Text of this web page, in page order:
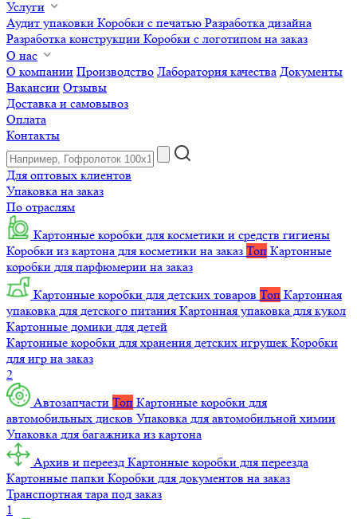
Услуги
Аудит упаковки Коробки с печатью Разработка дизайна
Разработка конструкции Коробки с логотипом на заказ
О нас
О компании Производство Лаборатория качества Документы
Вакансии Отзывы
Доставка и самовывоз
Оплата
Контакты
Для оптовых клиентов
Упаковка на заказ
По отраслям
Картонные коробки для косметики и средств гигиены
Коробки из картона для косметики на заказ Топ Картонные
коробки для парфюмерии на заказ
Картонные коробки для детских товаров Топ Картонная
упаковка для детского питания Картонная упаковка для кукол
Картонные домики для детей
Картонные коробки для хранения детских игрушек Коробки
для игр на заказ
2
Автозапчасти Топ Картонные коробки для
автомобильных дисков Упаковка для автомобильной химии
Упаковка для багажника из картона
Архив и переезд Картонные коробки для переезда
Картонные папки Коробки для документов на заказ
Транспортная тара под заказ
1